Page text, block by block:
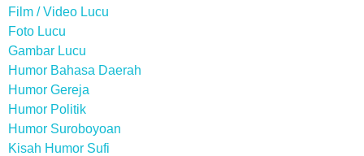
Film / Video Lucu
Foto Lucu
Gambar Lucu
Humor Bahasa Daerah
Humor Gereja
Humor Politik
Humor Suroboyoan
Kisah Humor Sufi